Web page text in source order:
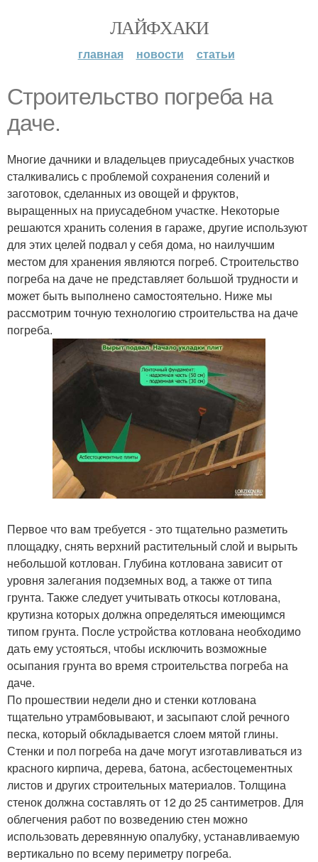
ЛАЙФХАКИ
главная новости статьи
Строительство погреба на
даче.
Многие дачники и владельцев приусадебных участков
сталкивались с проблемой сохранения солений и
заготовок, сделанных из овощей и фруктов,
выращенных на приусадебном участке. Некоторые
решаются хранить соления в гараже, другие используют
для этих целей подвал у себя дома, но наилучшим
местом для хранения являются погреб. Строительство
погреба на даче не представляет большой трудности и
может быть выполнено самостоятельно. Ниже мы
рассмотрим точную технологию строительства на даче
погреба.
Первое что вам требуется - это тщательно разметить
площадку, снять верхний растительный слой и вырыть
небольшой котлован. Глубина котлована зависит от
уровня залегания подземных вод, а также от типа
грунта. Также следует учитывать откосы котлована,
крутизна которых должна определяться имеющимся
типом грунта. После устройства котлована необходимо
дать ему устояться, чтобы исключить возможные
осыпания грунта во время строительства погреба на
даче.
По прошествии недели дно и стенки котлована
тщательно утрамбовывают, и засыпают слой речного
песка, который обкладывается слоем мятой глины.
Стенки и пол погреба на даче могут изготавливаться из
красного кирпича, дерева, батона, асбестоцементных
листов и других строительных материалов. Толщина
стенок должна составлять от 12 до 25 сантиметров. Для
облегчения работ по возведению стен можно
использовать деревянную опалубку, устанавливаемую
вертикально по всему периметру погреба.